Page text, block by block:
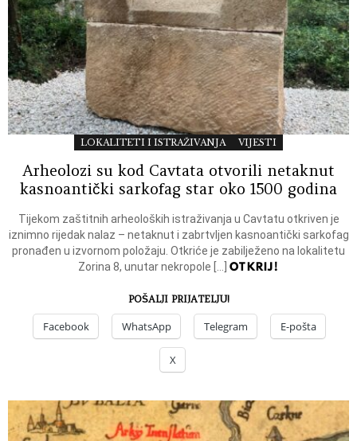
LOKALITETI I ISTRAŽIVANJA VIJESTI
Arheolozi su kod Cavtata otvorili netaknut
kasnoantički sarkofag star oko 1500 godina
Tijekom zaštitnih arheoloških istraživanja u Cavtatu otkriven je
iznimno rijedak nalaz – netaknut i zabrtvljen kasnoantički sarkofag
pronađen u izvornom položaju. Otkriće je zabilježeno na lokalitetu
Zorina 8, unutar nekropole […] OTKRIJ!
POŠALJI PRIJATELJU!
Facebook WhatsApp Telegram E-pošta
X